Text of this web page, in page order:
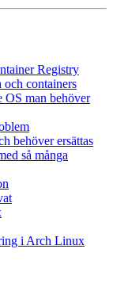
Registry
containers
OS man behöver
behöver ersättas
så många
i Arch Linux